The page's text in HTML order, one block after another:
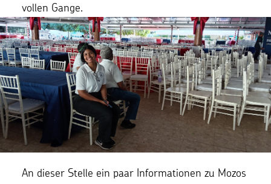
vollen Gange.
An dieser Stelle ein paar Informationen zu Mozos